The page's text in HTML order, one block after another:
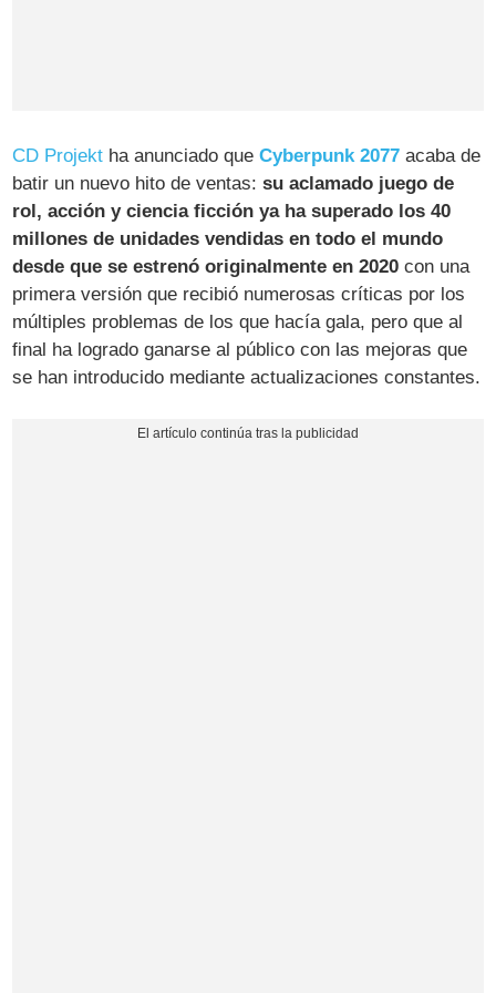
CD Projekt ha anunciado queCyberpunk 2077 acaba de
batir un nuevo hito de ventas:su aclamado juego de
rol, acción y ciencia ficción ya ha superado los 40
millones de unidades vendidas en todo el mundo
desde que se estrenó originalmente en 2020 con una
primera versión que recibió numerosas críticas por los
múltiples problemas de los que hacía gala, pero que al
final ha logrado ganarse al público con las mejoras que
se han introducido mediante actualizaciones constantes.